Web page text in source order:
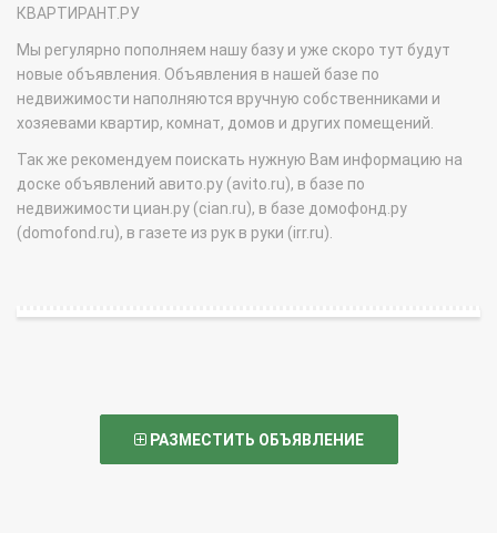
КВАРТИРАНТ.РУ
Мы регулярно пополняем нашу базу и уже скоро тут будут
новые объявления. Объявления в нашей базе по
недвижимости наполняются вручную собственниками и
хозяевами квартир, комнат, домов и других помещений.
Так же рекомендуем поискать нужную Вам информацию на
доске объявлений авито.ру (avito.ru), в базе по
недвижимости циан.ру (cian.ru), в базе домофонд.ру
(domofond.ru), в газете из рук в руки (irr.ru).
РАЗМЕСТИТЬ ОБЪЯВЛЕНИЕ